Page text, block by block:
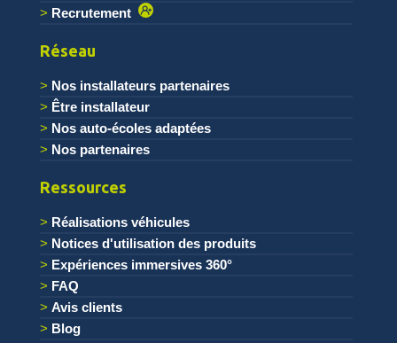
Recrutement
Réseau
Nos installateurs partenaires
Être installateur
Nos auto-écoles adaptées
Nos partenaires
Ressources
Réalisations véhicules
Notices d'utilisation des produits
Expériences immersives 360°
FAQ
Avis clients
Blog